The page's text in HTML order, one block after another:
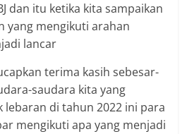
dan itu ketika kita sampaikan
yang mengikuti arahan
lancar
terima kasih sebesar-
saudara kita yang
lebaran di tahun 2022 ini para
mengikuti apa yang menjadi